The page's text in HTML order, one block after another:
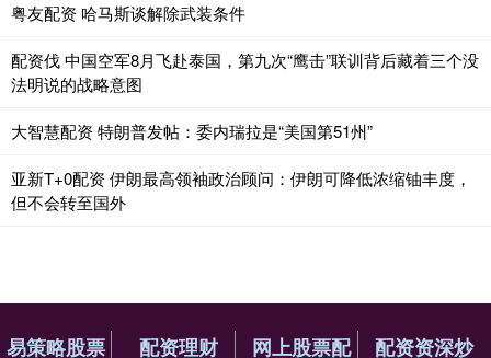
粤友配资 哈马斯谈解除武装条件
配资伐 中国空军8月飞赴泰国，第九次“鹰击”联训背后藏着三个没
法明说的战略意图
大智慧配资 特朗普发帖：委内瑞拉是“美国第51州”
亚新T+0配资 伊朗最高领袖政治顾问：伊朗可降低浓缩铀丰度，
但不会转至国外
易策略股票 配资理财 网上股票配 配资资深炒